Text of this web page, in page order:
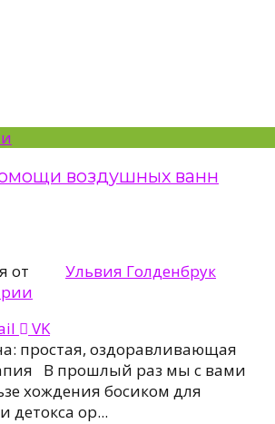
воздушных ванн
от
Ульвия Голденбрук
VK
простая, оздоравливающая
В прошлый раз мы с вами
хождения босиком для
детокса ор...